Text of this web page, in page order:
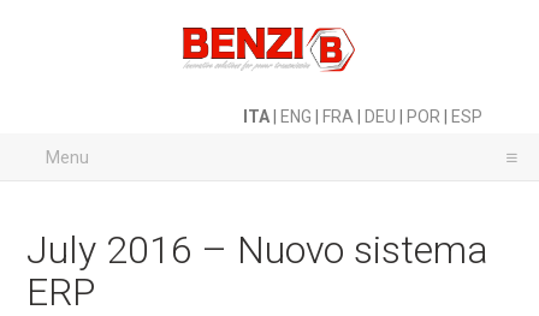
ITA ENG FRA DEU POR ESP
Menu
July 2016 – Nuovo sistema
ERP